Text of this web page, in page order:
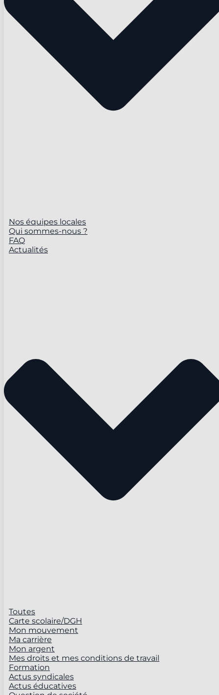
Nos équipes locales
Qui sommes-nous ?
FAQ
Actualités
Toutes
Carte scolaire/DGH
Mon mouvement
Ma carrière
Mon argent
Mes droits et mes conditions de travail
Formation
Actus syndicales
Actus éducatives